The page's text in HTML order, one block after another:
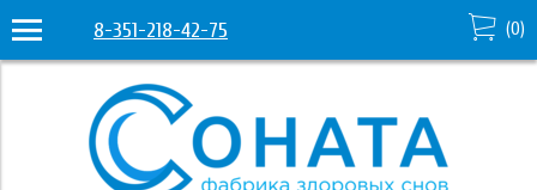
8-351-218-42-75 (0)